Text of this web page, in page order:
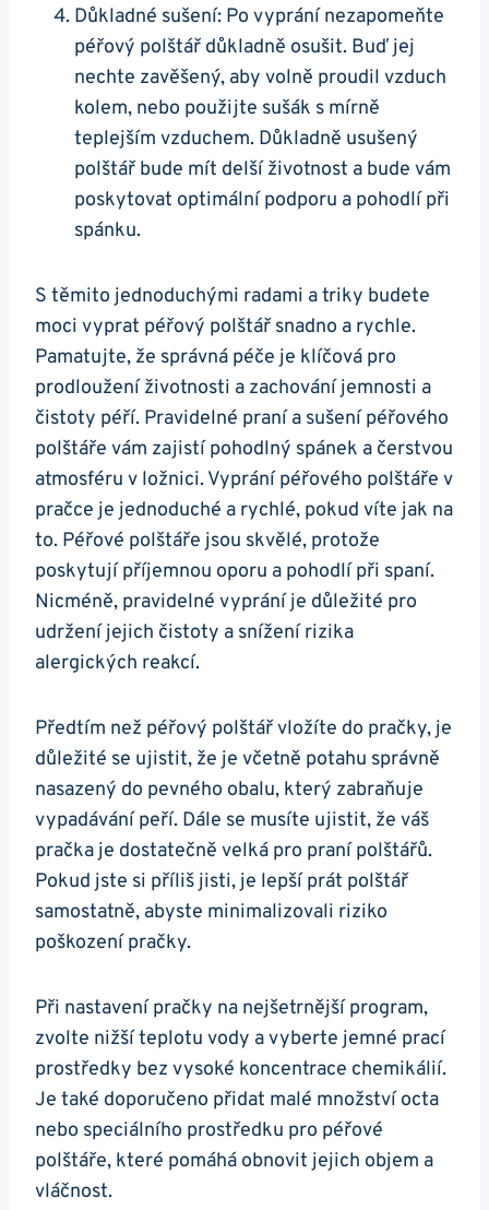
Důkladné sušení: Po vyprání nezapomeňte
péřový polštář důkladně osušit. Buď jej
nechte zavěšený, aby volně proudil vzduch
kolem, nebo použijte sušák s mírně
teplejším vzduchem. Důkladně usušený
polštář bude mít delší životnost a bude vám
poskytovat optimální podporu a pohodlí při
spánku.
S těmito jednoduchými radami a triky budete
moci vyprat péřový polštář snadno a rychle.
Pamatujte, že správná péče je klíčová pro
prodloužení životnosti a zachování jemnosti a
čistoty péří. Pravidelné praní a sušení péřového
polštáře vám zajistí pohodlný spánek a čerstvou
atmosféru v ložnici. Vyprání péřového polštáře v
pračce je jednoduché a rychlé, pokud víte jak na
to. Péřové polštáře jsou skvělé, protože
poskytují příjemnou oporu a pohodlí při spaní.
Nicméně, pravidelné vyprání je důležité pro
udržení jejich čistoty a snížení rizika
alergických reakcí.
Předtím než péřový polštář vložíte do pračky, je
důležité se ujistit, že je včetně potahu správně
nasazený do pevného obalu, který zabraňuje
vypadávání peří. Dále se musíte ujistit, že váš
pračka je dostatečně velká pro praní polštářů.
Pokud jste si příliš jisti, je lepší prát polštář
samostatně, abyste minimalizovali riziko
poškození pračky.
Při nastavení pračky na nejšetrnější program,
zvolte nižší teplotu vody a vyberte jemné prací
prostředky bez vysoké koncentrace chemikálií.
Je také doporučeno přidat malé množství octa
nebo speciálního prostředku pro péřové
polštáře, které pomáhá obnovit jejich objem a
vláčnost.